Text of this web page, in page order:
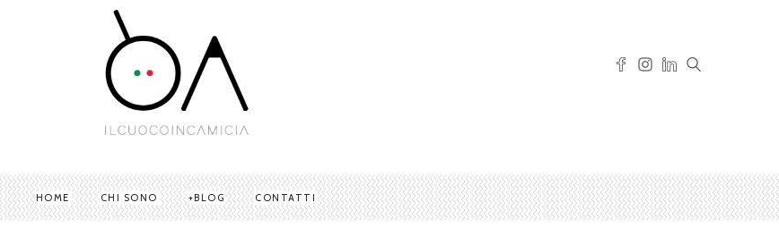
HOME CHI SONO BLOG CONTATTI